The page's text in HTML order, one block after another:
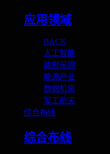
应用领域
BACK
人工智能
政府采购
能源产业
数据机房
军工航天
综合布线
综合布线